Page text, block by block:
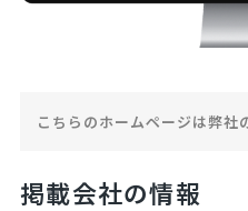
こちらのホームページは弊社
掲載会社の情報